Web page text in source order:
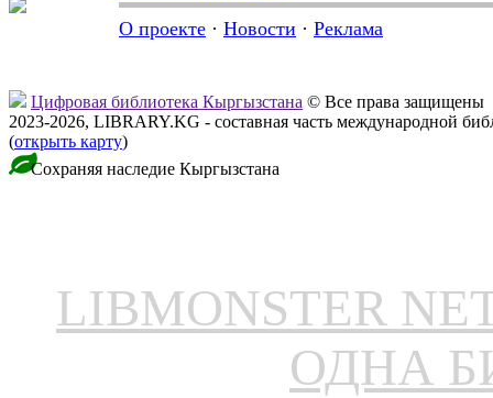
О проекте · Новости · Реклама
Цифровая библиотека Кыргызстана © Все права защищены
2023-2026, LIBRARY.KG - составная часть международной
(открыть карту)
Сохраняя наследие Кыргызстана
LIBMONSTER
ОДНА